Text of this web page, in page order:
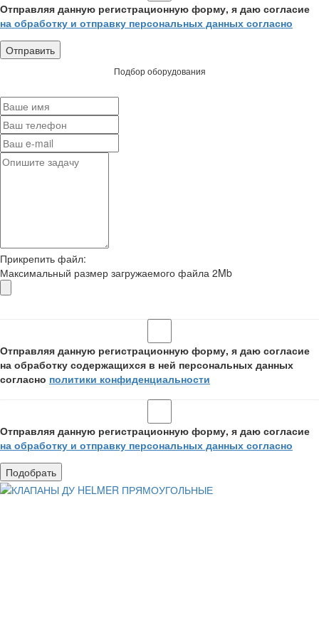
Отправляя данную регистрационную форму, я даю согласие
на обработку и отправку персональных данных согласно
Подбор оборудования
Прикрепить файл:
Максимальный размер загружаемого файла 2Mb
Отправляя данную регистрационную форму, я даю согласие
на обработку содержащихся в ней персональных данных
согласно политики конфиденциальности
Отправляя данную регистрационную форму, я даю согласие
на обработку и отправку персональных данных согласно